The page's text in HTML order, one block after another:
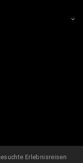
Erlebnisreisen